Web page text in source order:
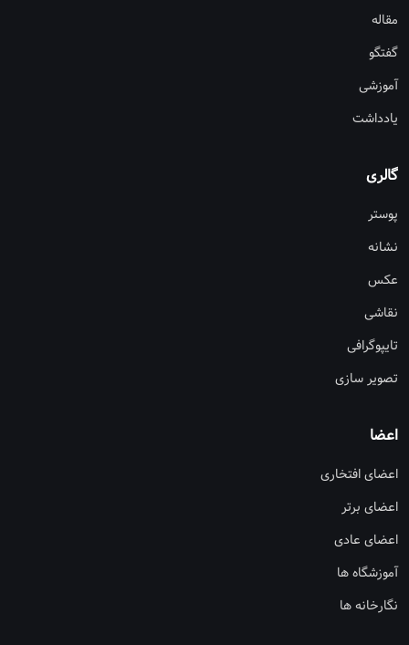
مقاله
گفتگو
آموزشی
یادداشت
گالری
پوستر
نشانه
عکس
نقاشی
تایپوگرافی
تصویر سازی
اعضا
اعضای افتخاری
اعضای برتر
اعضای عادی
آموزشگاه ها
نگارخانه ها